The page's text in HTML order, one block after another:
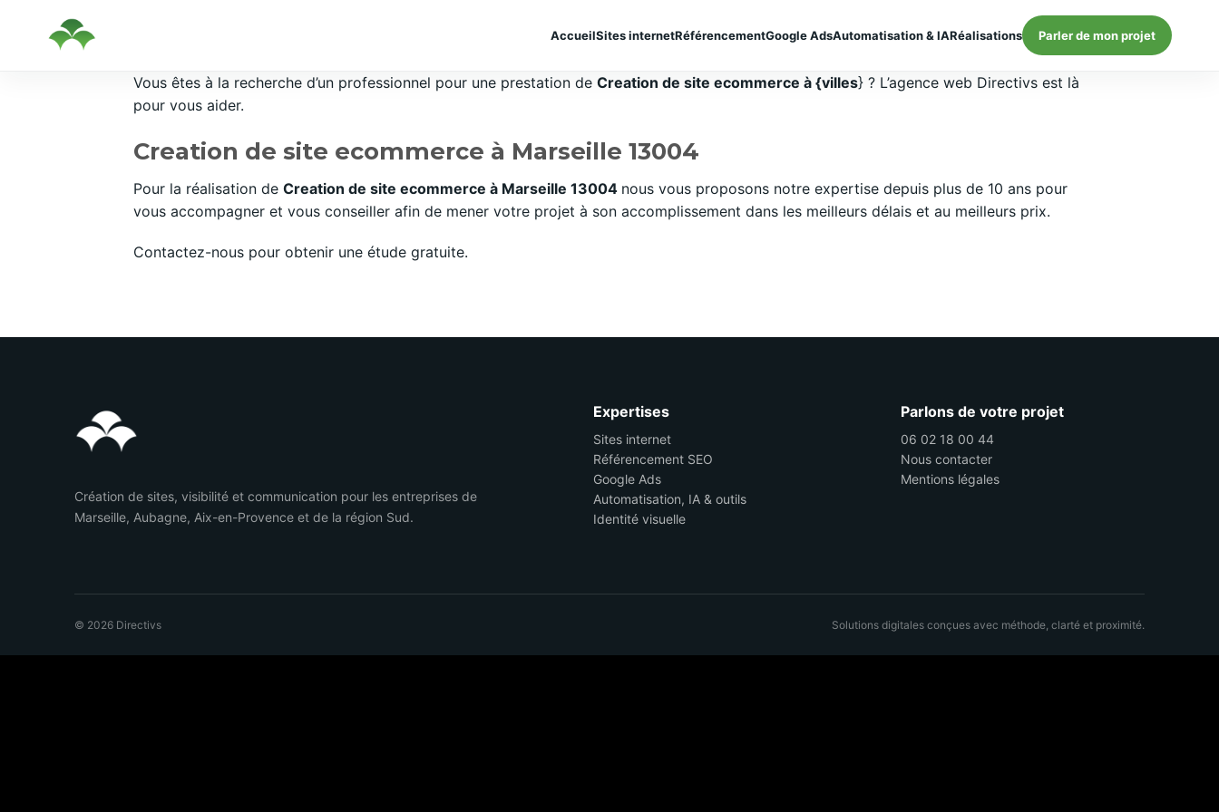
AccueilSites internetRéférencementGoogle AdsAutomatisation & IARéalisations Parler de mon projet
Vous êtes à la recherche d’un professionnel pour une prestation de Creation de site ecommerce à {villes} ? L’agence web Directivs est là
pour vous aider.
Creation de site ecommerce à Marseille 13004
Pour la réalisation de Creation de site ecommerce à Marseille 13004 nous vous proposons notre expertise depuis plus de 10 ans pour
vous accompagner et vous conseiller afin de mener votre projet à son accomplissement dans les meilleurs délais et au meilleurs prix.
Contactez-nous pour obtenir une étude gratuite.
Création de sites, visibilité et communication pour les entreprises de
Marseille, Aubagne, Aix-en-Provence et de la région Sud.
Expertises
Sites internet
Référencement SEO
Google Ads
Automatisation, IA & outils
Identité visuelle
Parlons de votre projet
06 02 18 00 44
Nous contacter
Mentions légales
© 2026 Directivs Solutions digitales conçues avec méthode, clarté et proximité.